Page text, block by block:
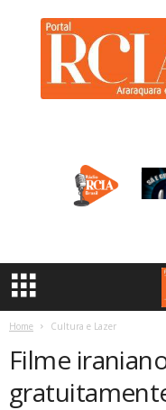
a
Home Cultura e Lazer
Filme